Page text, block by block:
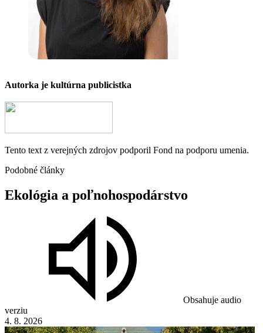
Autorka je kultúrna publicistka
Tento text z verejných zdrojov podporil Fond na podporu umenia.
Podobné články
Ekológia a poľnohospodárstvo
Obsahuje audio
verziu
4. 8. 2026